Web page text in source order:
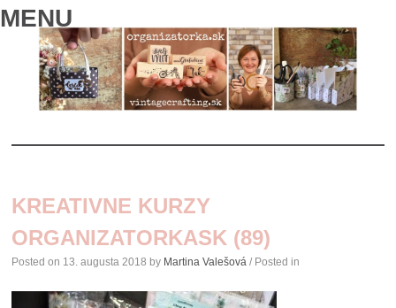
MENU
CONTENT
KREATIVNE KURZY
ORGANIZATORKASK (89)
Posted on 13. augusta 2018 by Martina Valešová / Posted in